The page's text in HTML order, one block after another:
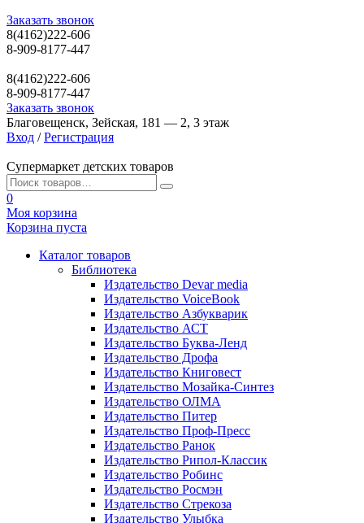
Заказать звонок
8(4162)222-606
8-909-8177-447
8(4162)222-606
8-909-8177-447
Заказать звонок
Благовещенск, Зейская, 181 — 2, 3 этаж
Вход / Регистрация
Супермаркет детских товаров
0
Моя корзина
Корзина пуста
Каталог товаров
Библиотека
Издательство Devar media
Издательство VoiceBook
Издательство Азбукварик
Издательство АСТ
Издательство Буква-Ленд
Издательство Дрофа
Издательство Книговест
Издательство Мозайка-Синтез
Издательство ОЛМА
Издательство Питер
Издательство Проф-Пресс
Издательство Ранок
Издательство Рипол-Классик
Издательство Робинс
Издательство Росмэн
Издательство Стрекоза
Издательство Улыбка